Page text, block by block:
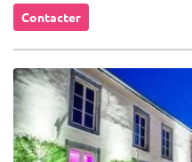
Contacter